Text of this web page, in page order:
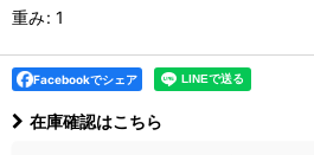
重み: 1
Facebookでシェア
在庫確認はこちら